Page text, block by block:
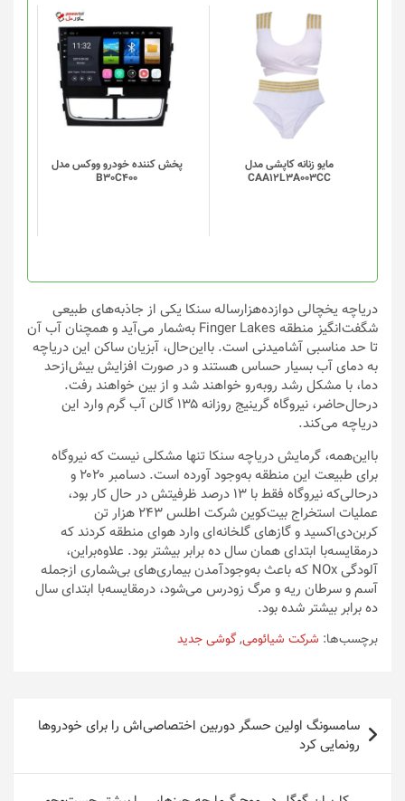
محصول
انتخاب
شوند
محصول
انتخاب
شوند
مایو زنانه کاپشی مدل
CAA12L3A003CC
این
محصول
دارای
انواع
مختلفی
می
گزینه
ها
محصول
انتخاب
شوند
پخش کننده خودرو ووکس مدل
B30C400
دریاچه یخچالی دوازده‌هزارساله سنکا یکی از جاذبه‌های طبیعی
شگفت‌انگیز منطقه Finger Lakes به‌شمار می‌آید و همچنان آب آن
تا حد مناسبی آشامیدنی است. بااین‌حال، آبزیان ساکن این دریاچه
به دمای آب بسیار حساس هستند و در صورت افزایش بیش‌ازحد
دما، با مشکل رشد روبه‌رو خواهند شد و از بین خواهند رفت.
درحال‌حاضر، نیروگاه گرینیج روزانه ۱۳۵ گالن آب گرم وارد این
دریاچه می‌کند.
بااین‌همه، گرمایش دریاچه سنکا تنها مشکلی نیست که نیروگاه
برای طبیعت این منطقه به‌وجود آورده است. دسامبر ۲۰۲۰ و
درحالی‌که نیروگاه فقط با ۱۳ درصد ظرفیتش در حال کار بود،
عملیات استخراج بیت‌کوین شرکت اطلس ۲۴۳ هزار تن
کربن‌دی‌اکسید و گازهای گلخانه‌ای وارد هوای منطقه کردند که
درمقایسه‌با ابتدای همان سال ده برابر بیشتر بود. علاوه‌براین،
آلودگی NOx که باعث به‌وجودآمدن بیماری‌های بی‌شماری ازجمله
آسم و سرطان ریه و مرگ زودرس می‌شود، درمقایسه‌با ابتدای سال
ده برابر بیشتر شده بود.
برچسب‌ها: شرکت شیائومی,گوشی جدید
راهبری
نوشتهسامسونگ اولین حسگر دوربین اختصاصی‌اش را برای خودروها
رونمایی کرد